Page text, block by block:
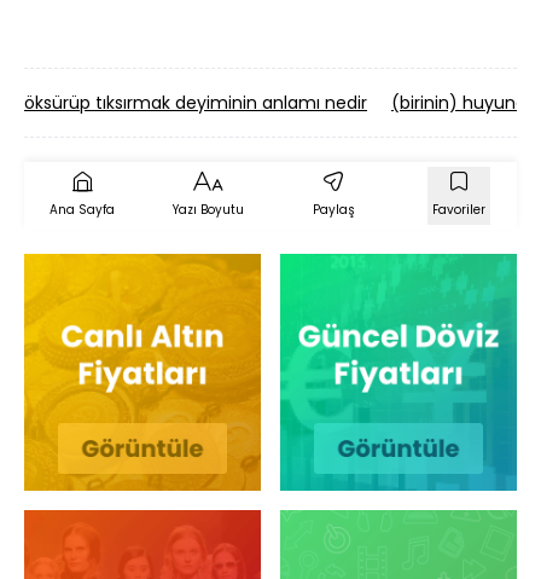
öksürüp tıksırmak deyiminin anlamı nedir (birinin) huyuna
Ana Sayfa Yazı Boyutu Paylaş Favoriler